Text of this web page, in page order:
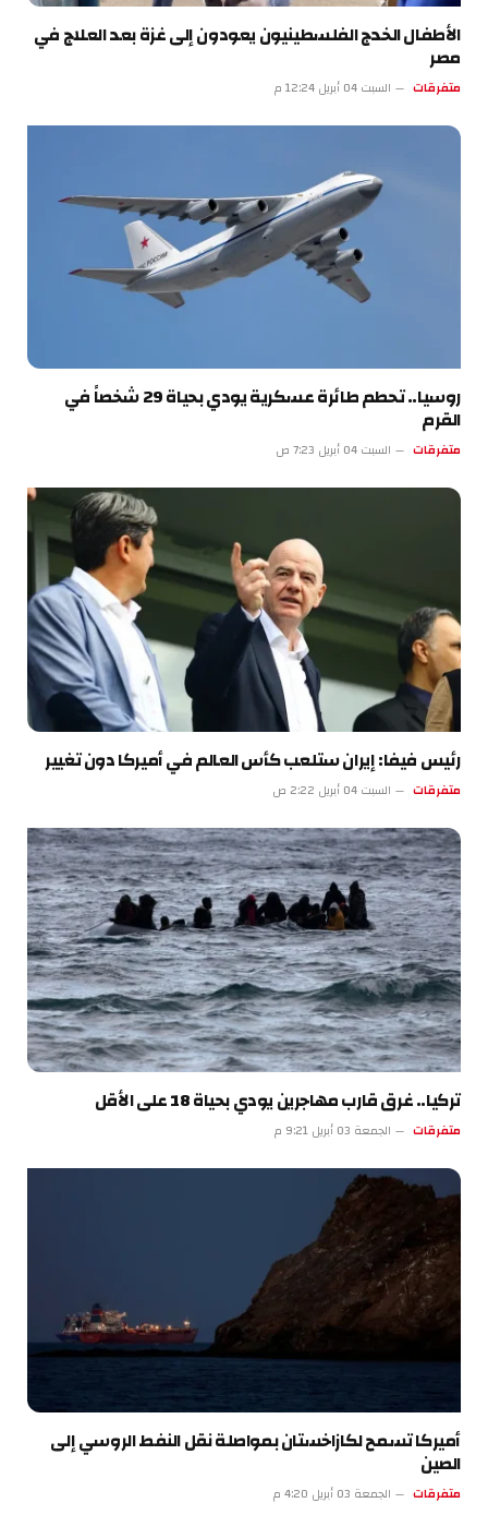
الأطفال الخدج الفلسطينيون يعودون إلى غزة بعد العلاج في
مصر
متفرقات السبت 04 أبريل 12:24 م
روسيا.. تحطم طائرة عسكرية يودي بحياة 29 شخصاً في
القرم
متفرقات السبت 04 أبريل 7:23 ص
رئيس فيفا: إيران ستلعب كأس العالم في أميركا دون تغيير
متفرقات السبت 04 أبريل 2:22 ص
تركيا.. غرق قارب مهاجرين يودي بحياة 18 على الأقل
متفرقات الجمعة 03 أبريل 9:21 م
أميركا تسمح لكازاخستان بمواصلة نقل النفط الروسي إلى
الصين
متفرقات الجمعة 03 أبريل 4:20 م